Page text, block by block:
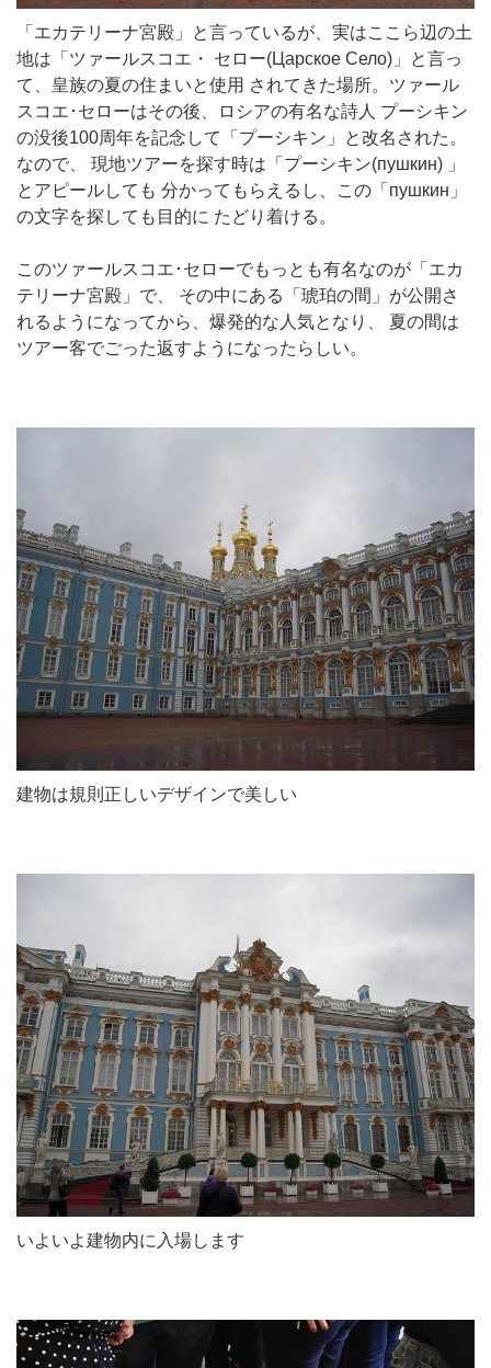
「エカテリーナ宮殿」と言っているが、実はここら辺の土
地は「ツァールスコエ・ セロー(Царское Село)」と言っ
て、皇族の夏の住まいと使用 されてきた場所。ツァール
スコエ･セローはその後、ロシアの有名な詩人 プーシキン
の没後100周年を記念して「プーシキン」と改名された。
なので、 現地ツアーを探す時は「プーシキン(пушкин) 」
とアピールしても 分かってもらえるし、この「пушкин」
の文字を探しても目的に たどり着ける。
このツァールスコエ･セローでもっとも有名なのが「エカ
テリーナ宮殿」で、 その中にある「琥珀の間」が公開さ
れるようになってから、爆発的な人気となり、 夏の間は
ツアー客でごった返すようになったらしい。
建物は規則正しいデザインで美しい
いよいよ建物内に入場します